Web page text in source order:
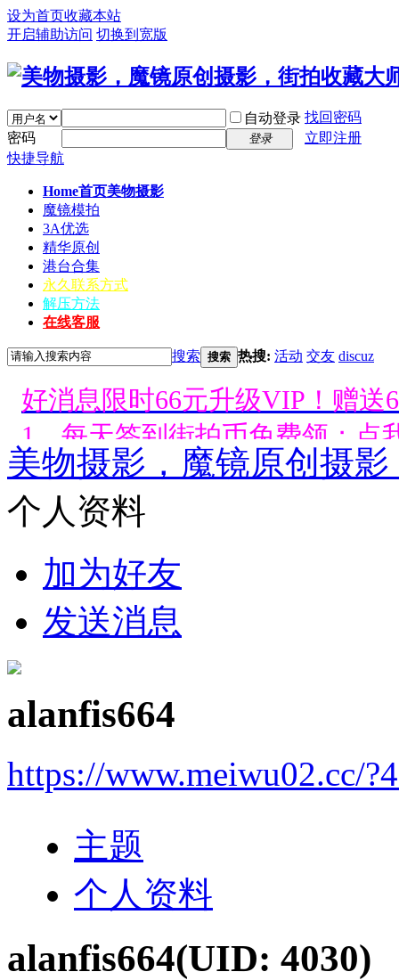
设为首页收藏本站
开启辅助访问 切换到宽版
自动登录 找回密码
密码
登录
立即注册
快捷导航
Home首页美物摄影
魔镜模拍
3A优选
精华原创
港台合集
永久联系方式
解压方法
在线客服
搜索 搜索 热搜: 活动 交友 discuz
好消息限时66元升级VIP！赠
1、每天签到街拍币免费领；点
好消息限时66元升级VIP！赠
1、每天签到街拍币免费领；点
好消息限时66元升级VIP！赠
1、每天签到街拍币免费领；点
好消息限时66元升级VIP！赠
好消息限时66元升级VIP！赠
1、每天签到街拍币免费领；点
1、每天签到街拍币免费领；点
美物摄影，魔镜原创摄
个人资料
加为好友
发送消息
alanfis664
https://www.meiwu02.cc/
主题
个人资料
alanfis664(UID: 4030)